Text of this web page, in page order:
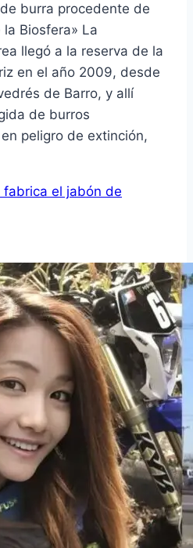
burra procedente de
Biosfera» La
llegó a la reserva de la
en el año 2009, desde
de Barro, y allí
de burros
peligro de extinción,
fabrica el jabón de